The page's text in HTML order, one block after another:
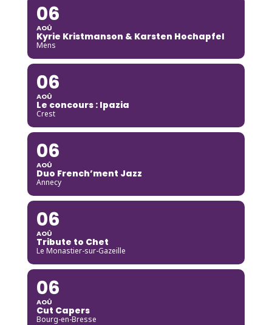
06
AOÛ
Kyrie Kristmanson & Karsten Hochapfel
Mens
06
AOÛ
Le concours : Ipazia
Crest
06
AOÛ
Duo French’ment Jazz
Annecy
06
AOÛ
Tribute to Chet
Le Monastier-sur-Gazeille
06
AOÛ
Cut Capers
Bourg-en-Bresse